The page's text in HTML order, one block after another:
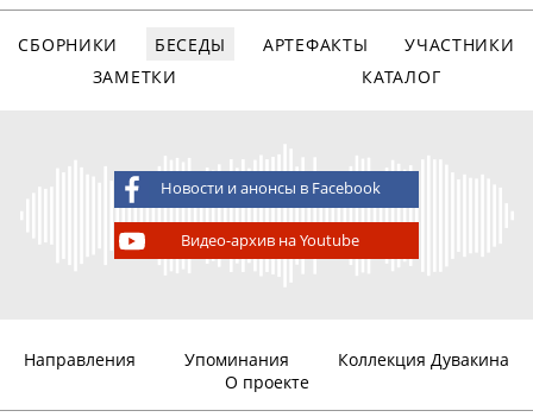
СБОРНИКИ БЕСЕДЫ АРТЕФАКТЫ
УЧАСТНИКИ
ЗАМЕТКИ
КАТАЛОГ
Новости и анонсы в Facebook
Видео-архив на Youtube
Направления Упоминания
Коллекция Дувакина
О проекте